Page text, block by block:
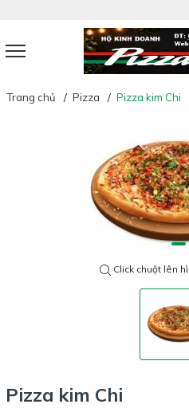
Trang chủ Pizza Pizza kim Chi
Click chuột lên
Pizza kim Chi